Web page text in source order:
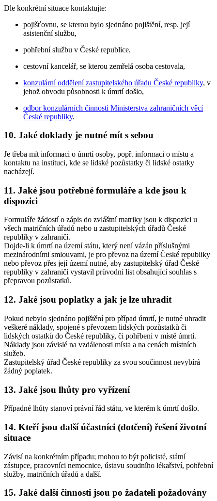
Dle konkrétní situace kontaktujte:
pojišťovnu, se kterou bylo sjednáno pojištění, resp. její
asistenční službu,
pohřební službu v České republice,
cestovní kancelář, se kterou zemřelá osoba cestovala,
konzulární oddělení zastupitelského úřadu České republiky, v
jehož obvodu působnosti k úmrtí došlo,
odbor konzulárních činností Ministerstva zahraničních věcí
České republiky.
10. Jaké doklady je nutné mít s sebou
Je třeba mít informaci o úmrtí osoby, popř. informaci o místu a
kontaktu na instituci, kde se lidské pozůstatky či lidské ostatky
nacházejí.
11. Jaké jsou potřebné formuláře a kde jsou k
dispozici
Formuláře žádostí o zápis do zvláštní matriky jsou k dispozici u
všech matričních úřadů nebo u zastupitelských úřadů České
republiky v zahraničí.
Dojde-li k úmrtí na území státu, který není vázán příslušnými
mezinárodními smlouvami, je pro převoz na území České republiky
nebo převoz přes její území nutné, aby zastupitelský úřad České
republiky v zahraničí vystavil průvodní list obsahující souhlas s
přepravou pozůstatků.
12. Jaké jsou poplatky a jak je lze uhradit
Pokud nebylo sjednáno pojištění pro případ úmrtí, je nutné uhradit
veškeré náklady, spojené s převozem lidských pozůstatků či
lidských ostatků do České republiky, či pohřbení v místě úmrtí.
Náklady jsou závislé na vzdálenosti místa a na cenách místních
služeb.
Zastupitelský úřad České republiky za svou součinnost nevybírá
žádný poplatek.
13. Jaké jsou lhůty pro vyřízení
Případné lhůty stanoví právní řád státu, ve kterém k úmrtí došlo.
14. Kteří jsou další účastníci (dotčení) řešení životní
situace
Závisí na konkrétním případu; mohou to být policisté, státní
zástupce, pracovníci nemocnice, ústavu soudního lékařství, pohřební
služby, matričních úřadů a další.
15. Jaké další činnosti jsou po žadateli požadovány